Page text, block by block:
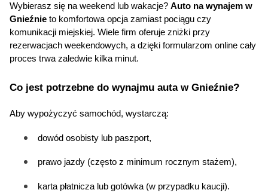
Wybierasz się na weekend lub wakacje? Auto na wynajem w
Gnieźnie to komfortowa opcja zamiast pociągu czy
komunikacji miejskiej. Wiele firm oferuje zniżki przy
rezerwacjach weekendowych, a dzięki formularzom online cały
proces trwa zaledwie kilka minut.
Co jest potrzebne do wynajmu auta w Gnieźnie?
Aby wypożyczyć samochód, wystarczą:
dowód osobisty lub paszport,
prawo jazdy (często z minimum rocznym stażem),
karta płatnicza lub gotówka (w przypadku kaucji).